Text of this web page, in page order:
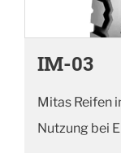
IM-03
Mitas Reifen
Nutzung bei